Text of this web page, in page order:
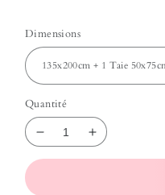
Dimensions
Quantité
Réduire la